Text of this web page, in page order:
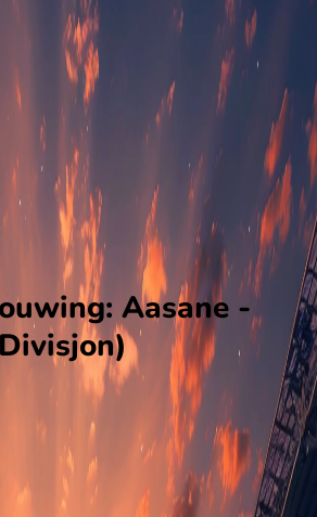
Aasane -
gaat Aasane de strijd aan met Hoedd.
om 14:00 en wordt gespeeld in de